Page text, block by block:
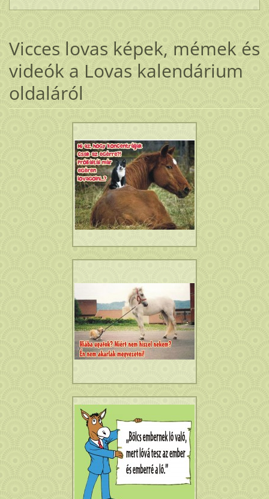
Vicces lovas képek, mémek és
videók a Lovas kalendárium
oldaláról